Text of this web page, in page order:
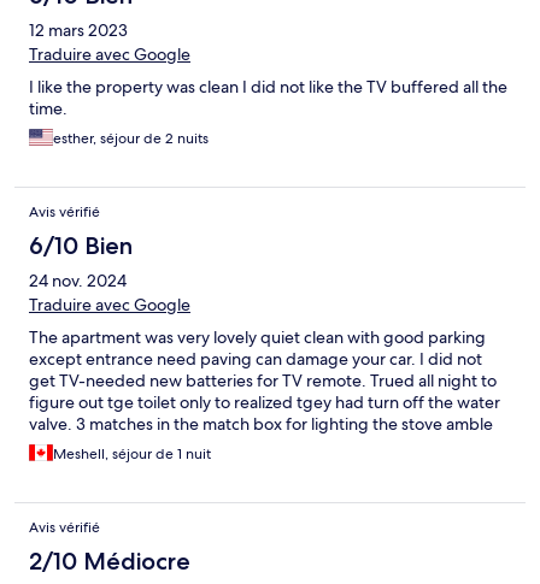
12 mars 2023
Traduire avec Google
I like the property was clean I did not like the TV buffered all the
time.
esther, séjour de 2 nuits
Avis vérifié
6/10 Bien
24 nov. 2024
Traduire avec Google
The apartment was very lovely quiet clean with good parking
except entrance need paving can damage your car. I did not
get TV-needed new batteries for TV remote. Trued all night to
figure out tge toilet only to realized tgey had turn off the water
valve. 3 matches in the match box for lighting the stove amble
check much be done at all times to ensure all needs are met
even tho their were small matters and a one night visit. I enjoyed
Meshell, séjour de 1 nuit
Avis vérifié
2/10 Médiocre